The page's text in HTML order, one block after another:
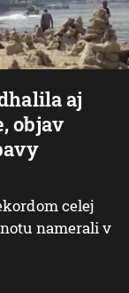
aj
objav
celej
namerali v